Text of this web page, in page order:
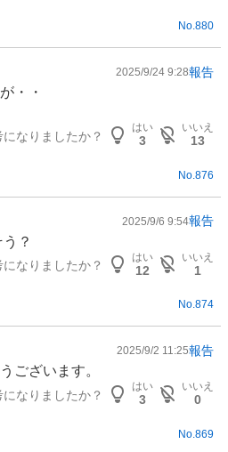
No.880
2025/9/24 9:28報告
・・
なりましたか？
はい
3
いいえ
13
No. 876
2025/9/6 9:54報告
？
なりましたか？
はい
12
いいえ
1
No.874
2025/9/2 11:25報告
ございます。
なりましたか？
はい
3
いいえ
0
No. 869